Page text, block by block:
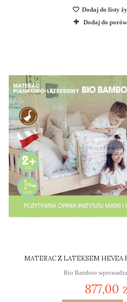
Dodaj do listy
Dodaj do
MATERAC Z LATEKSEM HEVEA
Bio Bamboo
877,00